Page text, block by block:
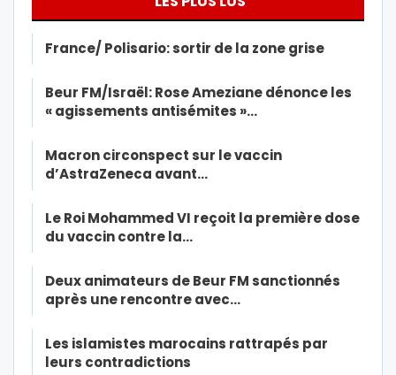
France/ Polisario: sortir de la zone grise
Beur FM/Israël: Rose Ameziane dénonce les
« agissements antisémites »…
Macron circonspect sur le vaccin
d’AstraZeneca avant…
Le Roi Mohammed VI reçoit la première dose
du vaccin contre la…
Deux animateurs de Beur FM sanctionnés
après une rencontre avec…
Les islamistes marocains rattrapés par
leurs contradictions